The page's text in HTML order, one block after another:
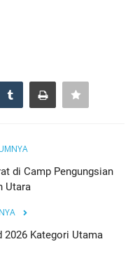
di Camp Pengungsian
Utara
2026 Kategori Utama